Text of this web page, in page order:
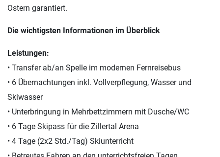
Ostern garantiert.
Die wichtigsten Informationen im Überblick
Leistungen:
• Transfer ab/an Spelle im modernen Fernreisebus
• 6 Übernachtungen inkl. Vollverpflegung, Wasser und
Skiwasser
• Unterbringung in Mehrbettzimmern mit Dusche/WC
• 6 Tage Skipass für die Zillertal Arena
• 4 Tage (2x2 Std./Tag) Skiunterricht